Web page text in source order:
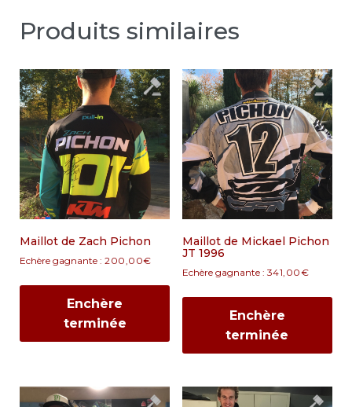
Produits similaires
Maillot de Zach Pichon
Echère gagnante : 200,00€
Enchère
terminée
Maillot de Mickael Pichon
JT 1996
Echère gagnante : 341,00€
Enchère
terminée